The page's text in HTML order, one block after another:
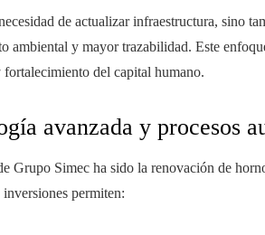
de actualizar infraestructura, sino
ambiental y mayor trazabilidad. Este
del capital humano.
avanzada y procesos
Grupo Simec ha sido la renovación de
permiten: